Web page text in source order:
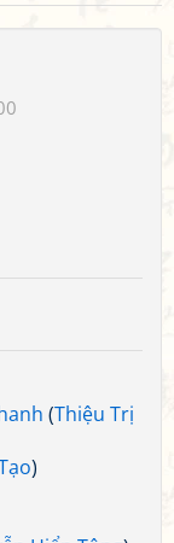
(Thiệu Trị
)